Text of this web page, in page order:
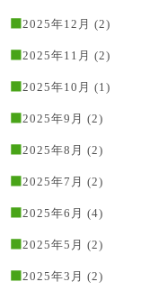
2025年12月 (2)
2025年11月 (2)
2025年10月 (1)
2025年9月 (2)
2025年8月 (2)
2025年7月 (2)
2025年6月 (4)
2025年5月 (2)
2025年3月 (2)